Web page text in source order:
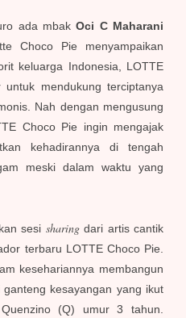
ada mbakOci C Maharani
Choco Pie menyampaikan
keluarga Indonesia, LOTTE
mendukung terciptanya
Nah dengan mengusung
Choco Pie ingin mengajak
kehadirannya di tengah
meski dalam waktu yang
sesi sharingdari artis cantik
terbaru LOTTE Choco Pie.
kesehariannya membangun
kesayangan yang ikut
(Q) umur 3 tahun.